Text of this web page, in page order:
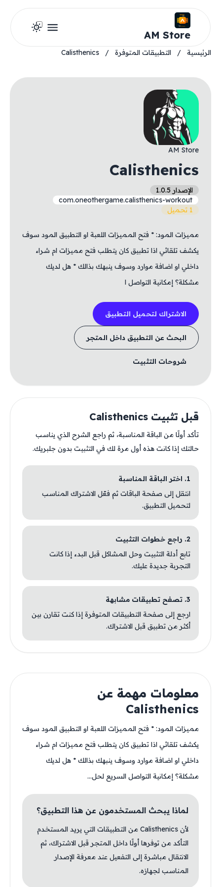
AM Store
الرئيسية / التطبيقات المتوفرة /
Calisthenics
AM Store
Calisthenics
الإصدار 1.0.5
com.oneothergame.calisthenics-workout
1 تحميل
مميزات المود: * فتح المميزات اللعبة او التطبيق المود سوف
يكشف تلقائي اذا تطبيق كان يتطلب فتح مميزات ام شراء
داخلي او اضافة موارد وسوف ينبهك بذالك * هل لديك
مشكلة؟ إمكانية التواصل ا
الاشتراك لتحميل التطبيق
البحث عن التطبيق داخل المتجر
شروحات التثبيت
قبل تثبيت Calisthenics
تأكد أولًا من الباقة المناسبة، ثم راجع الشرح الذي يناسب
حالتك إذا كانت هذه أول مرة لك في التثبيت بدون جلبريك.
1. اختر الباقة المناسبة
انتقل إلى صفحة الباقات ثم فعّل الاشتراك المناسب
لتحميل التطبيق.
2. راجع خطوات التثبيت
تابع أدلة التثبيت وحل المشاكل قبل البدء إذا كانت
التجربة جديدة عليك.
3. تصفح تطبيقات مشابهة
ارجع إلى صفحة التطبيقات المتوفرة إذا كنت تقارن بين
أكثر من تطبيق قبل الاشتراك.
معلومات مهمة عن
Calisthenics
مميزات المود: * فتح المميزات اللعبة او التطبيق المود سوف
يكشف تلقائي اذا تطبيق كان يتطلب فتح مميزات ام شراء
داخلي او اضافة موارد وسوف ينبهك بذالك * هل لديك
مشكلة؟ إمكانية التواصل السريع لحل...
لماذا يبحث المستخدمون عن هذا التطبيق؟
لأن Calisthenics من التطبيقات التي يريد المستخدم
التأكد من توفرها أولًا داخل المتجر قبل الاشتراك، ثم
الانتقال مباشرة إلى التفعيل عند معرفة الإصدار
المناسب لجهازه.